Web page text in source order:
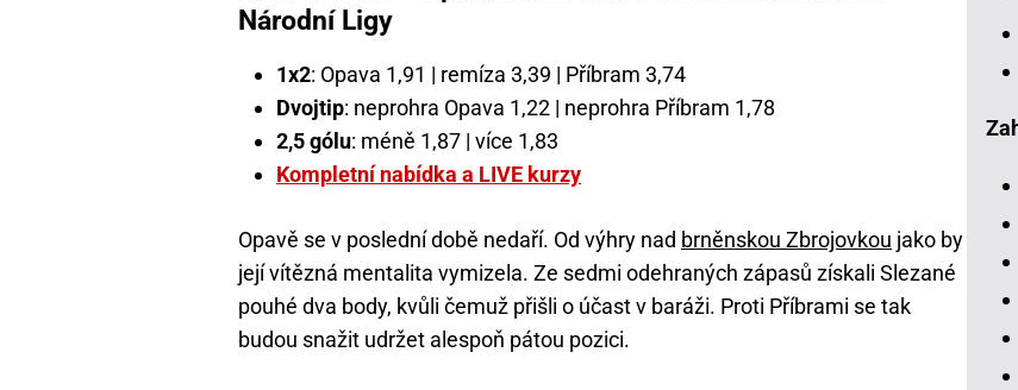
Národní Ligy
1x2: Opava 1,91 | remíza 3,39 | Příbram 3,74
Dvojtip: neprohra Opava 1,22 | neprohra Příbram 1,78
2,5 gólu: méně 1,87 | více 1,83
Kompletní nabídka a LIVE kurzy
Opavě se v poslední době nedaří. Od výhry nad brněnskou Zbrojovkou jako by
její vítězná mentalita vymizela. Ze sedmi odehraných zápasů získali Slezané
pouhé dva body, kvůli čemuž přišli o účast v baráži. Proti Příbrami se tak
budou snažit udržet alespoň pátou pozici.